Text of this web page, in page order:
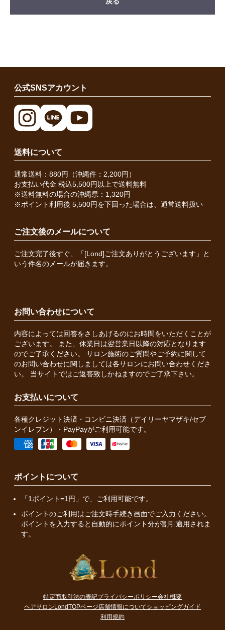
公式SNSアカウント
送料について
通常送料：880円（沖縄件：2,200円）
お支払い代金 税込5,500円以上で送料無料
※送料無料の場合の沖縄県：1,320円
※ポイント利用後 5,500円を下回った場合は、通常送料扱い
ご注文後のメールについて
ご注文完了後すぐ、「[Lond]ご注文ありがとうございます」と
いう件名のメールが届きます。
お問い合わせについて
内容によっては回答をさしあげるのにお時間をいただくことが
ございます。 また、休業日は翌営業日以降の対応となります
のでご了承ください。 サロン施術のご質問やご予約に関して
のお問い合わせに関しましては各サロンにお問い合わせくださ
い。 当サイトではご返答致しかねますのでご了承下さい。
お支払いについて
各種クレジット決済・コンビニ決済（デイリーヤマザキ/セブ
ンイレブン）・PayPayがご利用可能です。
ポイントについて
「1ポイント=1円」で、ご利用可能です。
ポイントのご利用はご注文時手続き画面でご入力ください。
ポイントを入力すると自動的にポイント分が割引適用されま
す。
特定商取引法の表記プライバシーポリシー会社概要
ヘアサロンLondTOPページ店舗情報についてショッピングガイド
利用規約